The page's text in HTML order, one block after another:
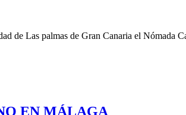
de Las palmas de Gran Canaria el Nómada
EN MÁLAGA